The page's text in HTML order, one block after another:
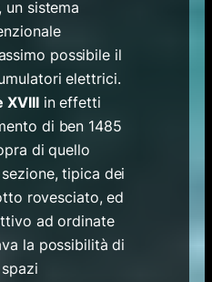
un sistema
possibile il
elettrici.
XVIIIin effetti
di ben 1485
di quello
tipica dei
rovesciato, ed
ad ordinate
la possibilità di